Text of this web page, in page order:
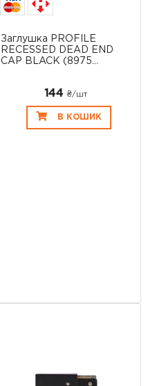
Заглушка PROFILE
RECESSED DEAD END
CAP BLACK (8975...
144 ₴/шт
В КОШИК